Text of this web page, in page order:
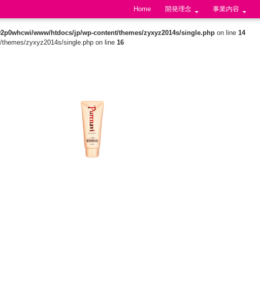
Skip to content
Home 開発理念 事業内容
www/htdocs/jp/wp-content/themes/zyxyz2014s/single.php on line 14
zyxyz2014s/single.php on line 16